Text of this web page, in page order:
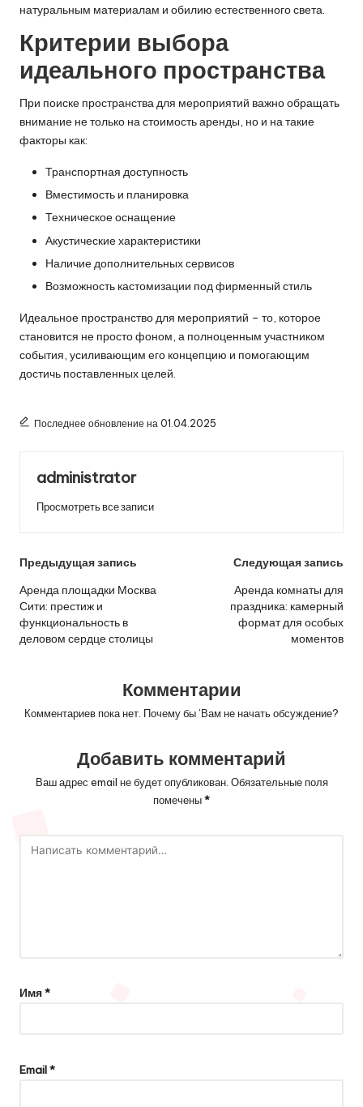
натуральным материалам и обилию естественного света.
Критерии выбора
идеального пространства
При поиске пространства для мероприятий важно обращать
внимание не только на стоимость аренды, но и на такие
факторы как:
Транспортная доступность
Вместимость и планировка
Техническое оснащение
Акустические характеристики
Наличие дополнительных сервисов
Возможность кастомизации под фирменный стиль
Идеальное пространство для мероприятий – то, которое
становится не просто фоном, а полноценным участником
события, усиливающим его концепцию и помогающим
достичь поставленных целей.
Последнее обновление на 01.04.2025
administrator
Просмотреть все записи
Навигация
по
записям
Предыдущая запись
Аренда площадки Москва
Сити: престиж и
функциональность в
деловом сердце столицы
Следующая запись
Аренда комнаты для
праздника: камерный
формат для особых
моментов
Комментарии
Комментариев пока нет. Почему бы ’Вам не начать обсуждение?
Добавить комментарий
Ваш адрес email не будет опубликован. Обязательные поля
помечены*
Имя*
Email*